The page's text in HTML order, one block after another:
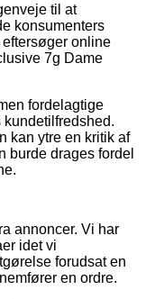
til at
konsumenters
online
7g Dame
fordelagtige
kan ytre en kritik af
burde drages fordel
annoncer. Vi har
idet vi
forudsat en
en ordre.